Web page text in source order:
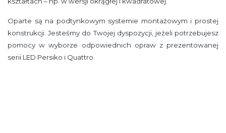
Oparte są na podtynkowym systemie montażowym i prostej
konstrukcji. Jesteśmy do Twojej dyspozycji, jeżeli potrzebujesz
pomocy w wyborze odpowiednich opraw z prezentowanej
serii LED Persiko i Quattro.